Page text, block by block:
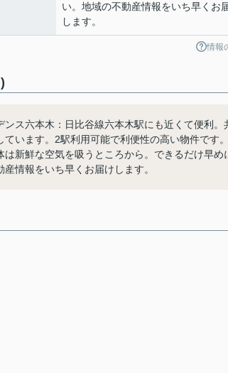
い。地域の不動産情報をいち早くお
します。
情報
ス六本木：日比谷線六本木駅にも近くて便利。
います。2駅利用可能で利便性の高い物件です
新鮮な空気を吸うところから。できるだけ早め
情報をいち早くお届けします。